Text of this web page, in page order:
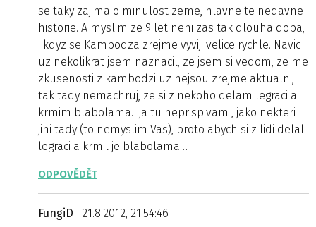
se taky zajima o minulost zeme, hlavne te nedavne
historie. A myslim ze 9 let neni zas tak dlouha doba,
i kdyz se Kambodza zrejme vyviji velice rychle. Navic
uz nekolikrat jsem naznacil, ze jsem si vedom, ze me
zkusenosti z kambodzi uz nejsou zrejme aktualni,
tak tady nemachruj, ze si z nekoho delam legraci a
krmim blabolama…ja tu neprispivam , jako nekteri
jini tady (to nemyslim Vas), proto abych si z lidi delal
legraci a krmil je blabolama…
ODPOVĚDĚT
FungiD
21.8.2012, 21:54:46